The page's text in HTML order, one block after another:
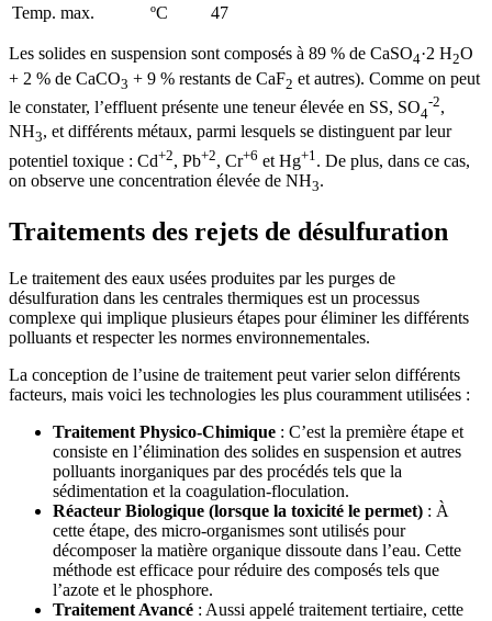
Temp. max.
ºC 47
Les solides en suspension sont composés à 89 % de CaSO4·2 H2O
+ 2 % de CaCO3 + 9 % restants de CaF2 et autres). Comme on peut
le constater, l’effluent présente une teneur élevée en SS, SO4
-2,
NH3, et différents métaux, parmi lesquels se distinguent par leur
potentiel toxique : Cd+2, Pb+2, Cr+6 et Hg+1 . De plus, dans ce cas,
on observe une concentration élevée de NH3.
Traitements des rejets de désulfuration
Le traitement des eaux usées produites par les purges de
désulfuration dans les centrales thermiques est un processus
complexe qui implique plusieurs étapes pour éliminer les différents
polluants et respecter les normes environnementales.
La conception de l’usine de traitement peut varier selon différents
facteurs, mais voici les technologies les plus couramment utilisées :
Traitement Physico-Chimique : C’est la première étape et
consiste en l’élimination des solides en suspension et autres
polluants inorganiques par des procédés tels que la
sédimentation et la coagulation-floculation.
Réacteur Biologique (lorsque la toxicité le permet) : À
cette étape, des micro-organismes sont utilisés pour
décomposer la matière organique dissoute dans l’eau. Cette
méthode est efficace pour réduire des composés tels que
l’azote et le phosphore.
Traitement Avancé : Aussi appelé traitement tertiaire, cette